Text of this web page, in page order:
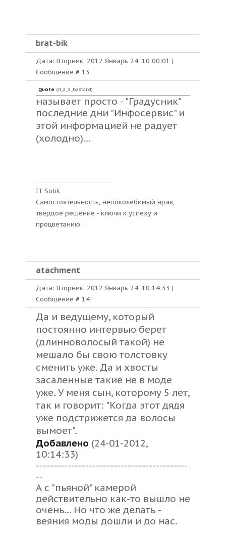
brat-bik
Дата: Вторник, 2012 Январь 24, 10:00:01 |
Сообщение # 13
Quote (d_a_z_bastard)
называет просто - "Градусник"
последние дни "Инфосервис" и
этой информацией не радует
(холодно)...
IT Solik
Самостоятельность, непоколебимый нрав,
твердое решение - ключи к успеху и
процветанию.
atachment
Дата: Вторник, 2012 Январь 24, 10:14:33 |
Сообщение # 14
Да и ведущему, который
постоянно интервью берет
(длинноволосый такой) не
мешало бы свою толстовку
сменить уже. Да и хвосты
засаленные такие не в моде
уже. У меня сын, которому 5 лет,
так и говорит: "Когда этот дядя
уже подстрижется да волосы
вымоет".
Добавлено (24-01-2012,
10:14:33)
-------------------------------------------
--
А с "пьяной" камерой
действительно как-то вышло не
очень... Но что же делать -
веяния моды дошли и до нас.